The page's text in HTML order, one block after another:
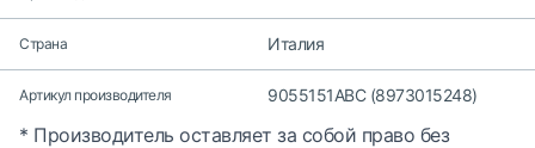
Страна Италия
Артикул производителя 9055151ABC (8973015248)
* Производитель оставляет за собой право без